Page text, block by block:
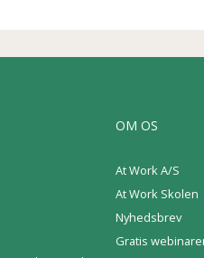
OM OS
At Work A/S
At Work Skolen
Nyhedsbrev
Gratis